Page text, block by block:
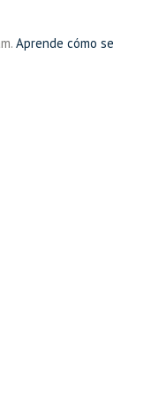
Aprende cómo se